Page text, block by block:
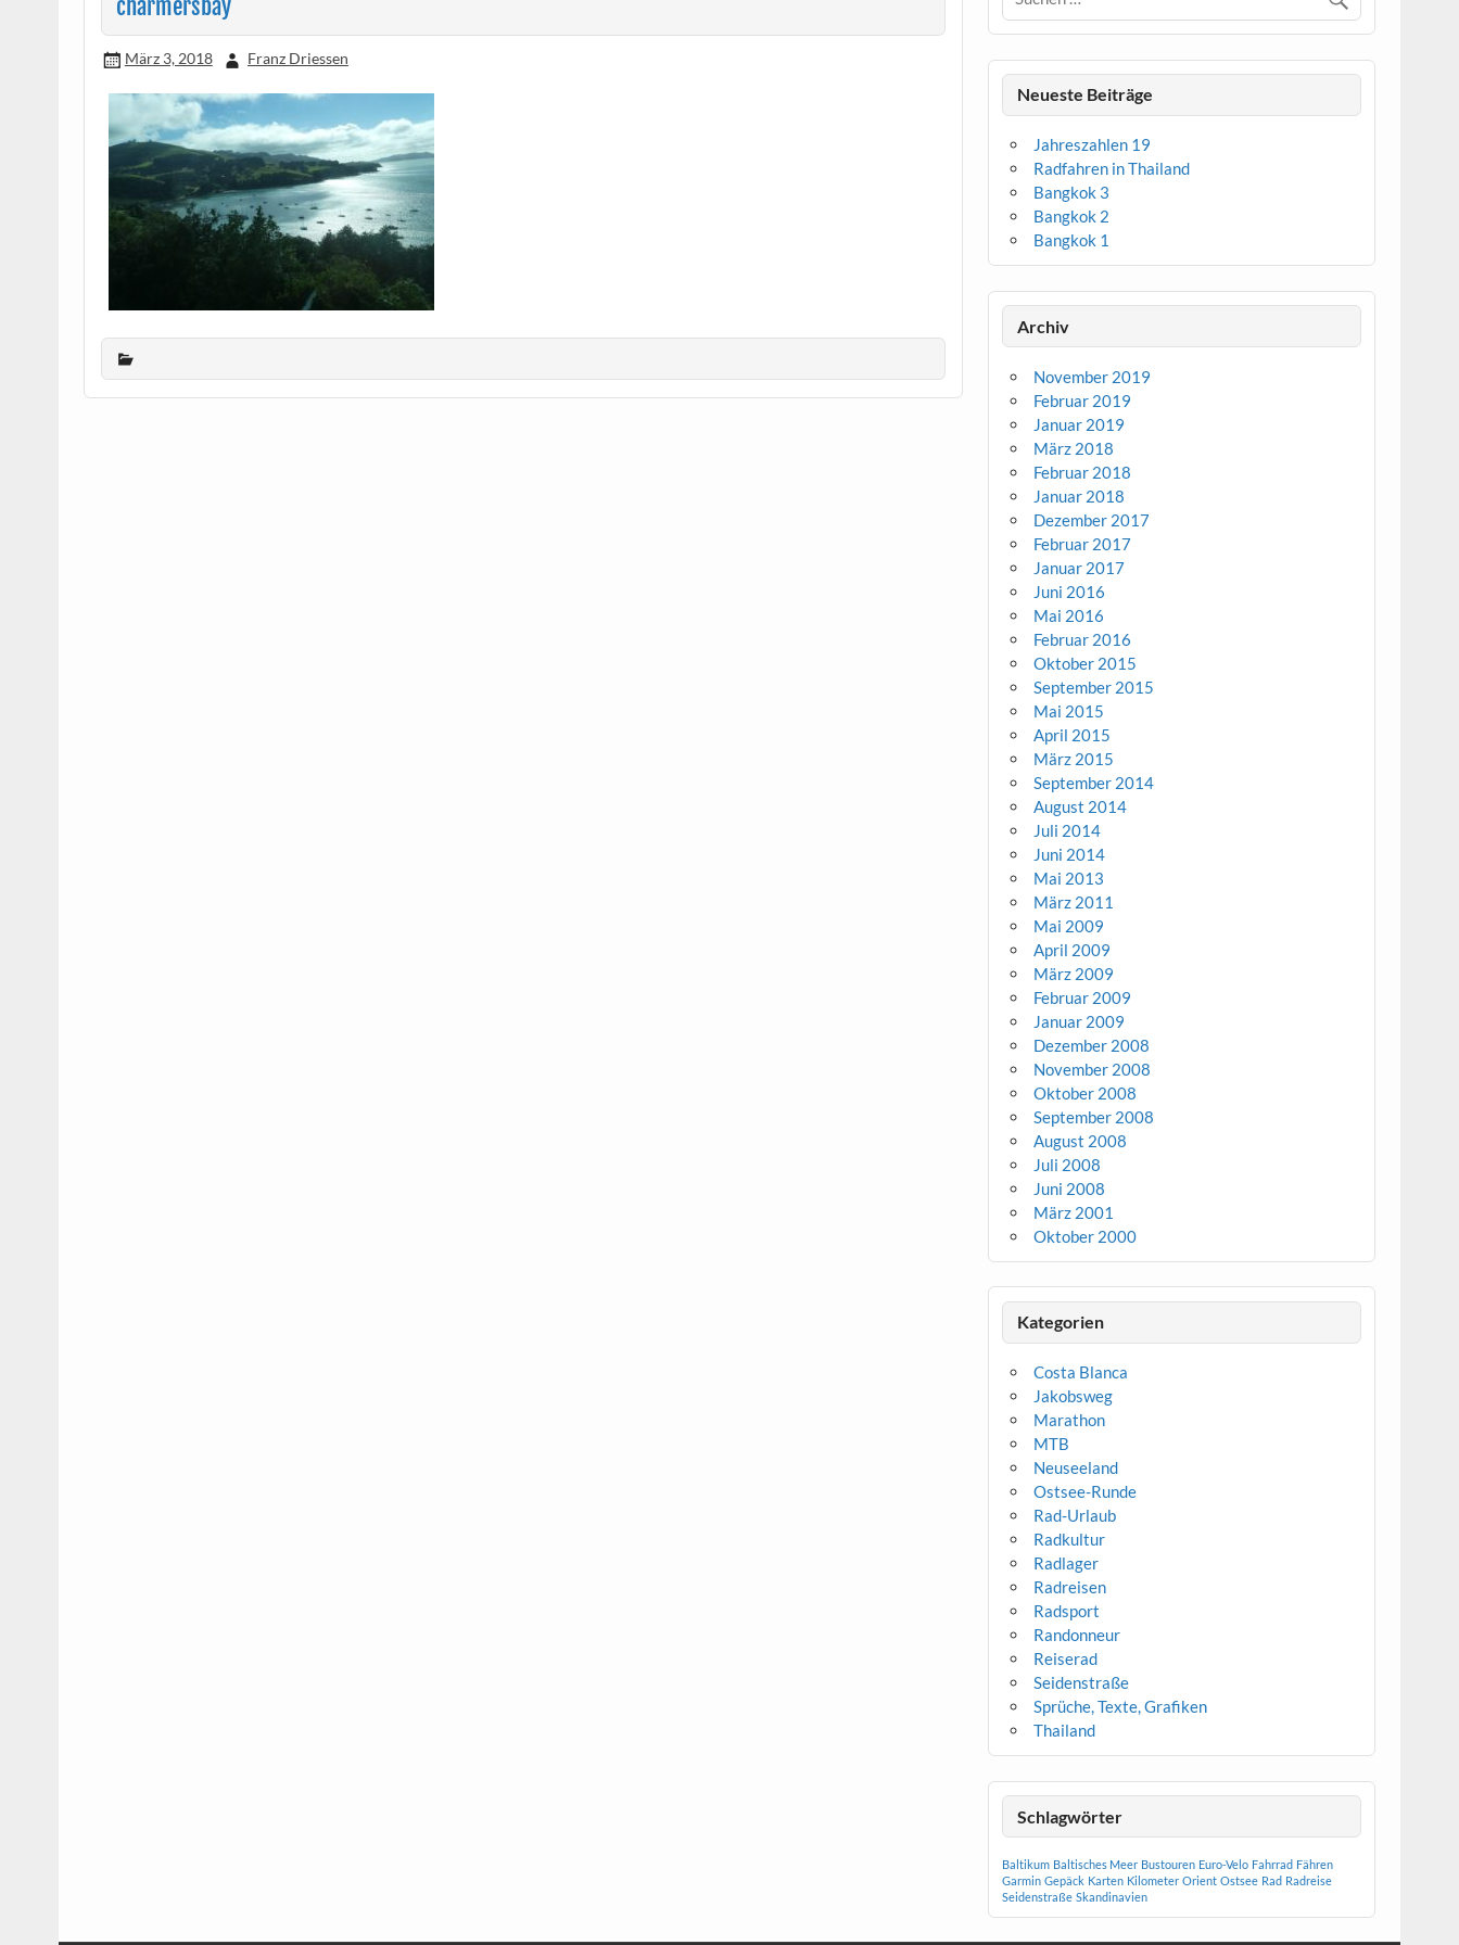
charmersbay
März 3, 2018 Franz Driessen
Neueste Beiträge
Jahreszahlen 19
Radfahren in Thailand
Bangkok 3
Bangkok 2
Bangkok 1
Archiv
November 2019
Februar 2019
Januar 2019
März 2018
Februar 2018
Januar 2018
Dezember 2017
Februar 2017
Januar 2017
Juni 2016
Mai 2016
Februar 2016
Oktober 2015
September 2015
Mai 2015
April 2015
März 2015
September 2014
August 2014
Juli 2014
Juni 2014
Mai 2013
März 2011
Mai 2009
April 2009
März 2009
Februar 2009
Januar 2009
Dezember 2008
November 2008
Oktober 2008
September 2008
August 2008
Juli 2008
Juni 2008
März 2001
Oktober 2000
Kategorien
Costa Blanca
Jakobsweg
Marathon
MTB
Neuseeland
Ostsee-Runde
Rad-Urlaub
Radkultur
Radlager
Radreisen
Radsport
Randonneur
Reiserad
Seidenstraße
Sprüche, Texte, Grafiken
Thailand
Schlagwörter
Baltikum Baltisches Meer Bustouren Euro-Velo Fahrrad Fähren
Garmin Gepäck Karten Kilometer Orient Ostsee Rad Radreise
Seidenstraße Skandinavien